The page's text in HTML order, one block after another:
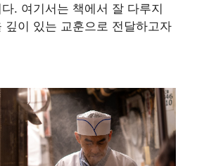
. 여기서는 책에서 잘 다루지
깊이 있는 교훈으로 전달하고자